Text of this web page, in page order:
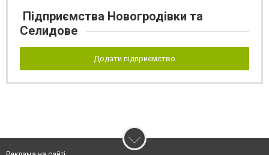
Підприємства Новогродівки та
Селидове
Додати підприємство